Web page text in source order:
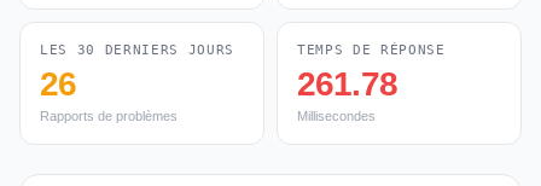
LES 30 DERNIERS JOURS
26
Rapports de problèmes
TEMPS DE RÉPONSE
261.78
Millisecondes